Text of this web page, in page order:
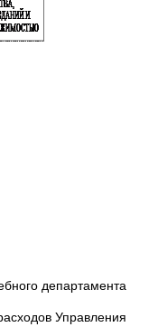
департамента
Управления